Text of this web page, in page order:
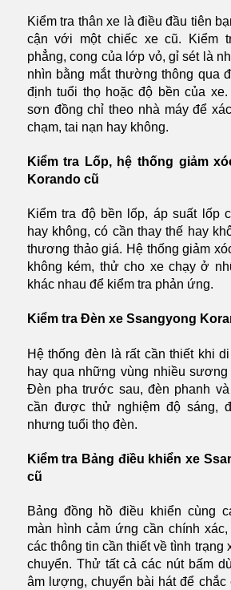
Kiểm tra thân xe là điều đầu tiên
cận với một chiếc xe cũ. Kiểm
phẳng, cong của lớp vỏ, gỉ sét là
nhìn bằng mắt thường thông qua
định tuổi thọ hoặc độ bền của
sơn đồng chỉ theo nhà máy để
chạm, tai nạn hay không.
Kiểm tra Lốp, hệ thống giảm
Korando cũ
Kiểm tra độ bền lốp, áp suất lốp
hay không, có cần thay thế hay
thương thảo giá. Hệ thống giảm
không kém, thử cho xe chạy ở
khác nhau để kiểm tra phản ứng.
Kiểm tra Đèn xe Ssangyong
Hệ thống đèn là rất cần thiết khi
hay qua những vùng nhiều
Đèn pha trước sau, đèn phanh
cần được thử nghiệm độ sáng,
nhưng tuổi thọ đèn.
Kiểm tra Bảng điều khiển xe
cũ
Bảng đồng hồ điều khiển cùng
màn hình cảm ứng cần chính
các thông tin cần thiết về tình trạng
chuyển. Thử tất cả các nút bấm
âm lượng, chuyển bài hát để chắc